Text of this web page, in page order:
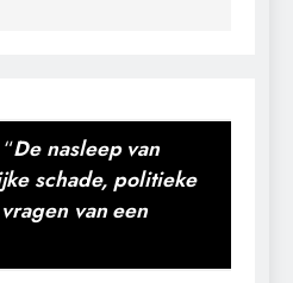
De nasleep van
schade, politieke
van een